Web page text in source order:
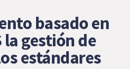
basado en
la gestión de
estándares